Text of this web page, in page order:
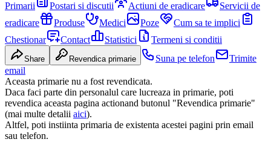
Primarii
Postari si discutii Actiuni de eradicare
Servicii de
eradicare
Produse Medici Poze
Cum sa te implici
Chestionar
Contact Statistici Termeni si conditii
Share Revendica primarie Suna pe telefon
Trimite
email
Aceasta primarie nu a fost revendicata.
Daca faci parte din personalul care lucreaza in primarie, poti
revendica aceasta pagina actionand butonul "Revendica primarie"
(mai multe detalii aici).
Altfel, poti instiinta primaria de existenta acestei pagini prin email
sau telefon.